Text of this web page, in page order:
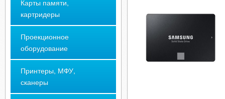
Карты памяти,
картридеры
Проекционное
оборудование
Принтеры, МФУ,
сканеры